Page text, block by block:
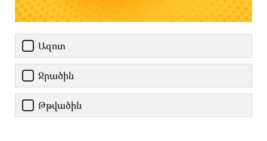
Ազոտ
Ջրածին
Թթվածին